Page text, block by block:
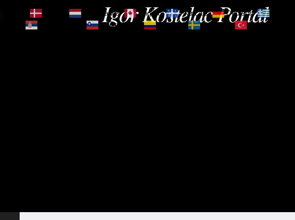
Igor Kostelac Portal
Nederlands English Français Deutsch
Slovenščina Español Svenska Türkçe